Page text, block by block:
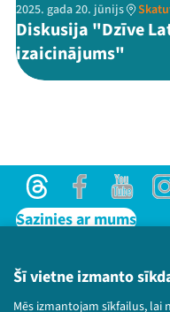
Šī vietne izmanto
Mēs izmantojam sīkfailus,
2025. gada 20. jūnijs
Diskusija "Dzīve
izaicinājums"
ThreadsFacebookYoutube
Sazinies ar mums
Lietošanas noteikumi
Bērnu aizsardzības